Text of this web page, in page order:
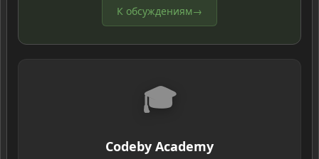
К обсуждениям→
🎓
Codeby Academy